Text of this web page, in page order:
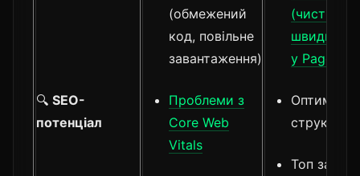
🔍 SEO-
потенціал
(обмежений
код, повільне
завантаження)
Проблеми з
Core Web
Vitals
(чистий
у
структура
Топ за